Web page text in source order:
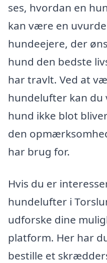
ses, hvordan en
kan være en
hundeejere, der
hund den bedste
har travlt. Ved at
hundelufter kan du
hund ikke blot
den
har brug for.
Hvis du er
hundelufter i
udforske dine
platform. Her har
bestille et